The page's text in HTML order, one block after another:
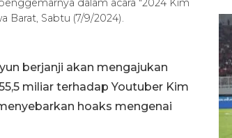
dalam acara "2024 Kim
Barat, Sabtu (7/9/2024).
berjanji akan mengajukan
miliar terhadap Youtuber Kim
hoaks mengenai